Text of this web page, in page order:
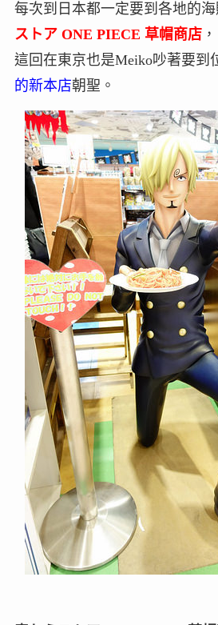
每次到日本都一定要到各地的
ストア ONE PIECE 草帽商店，
這回在東京也是Meiko吵著要到
的新本店朝聖。